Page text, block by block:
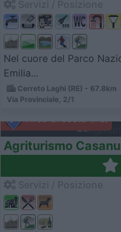
Nel cuore del Parco
Emilia...
Cerreto Laghi (RE) - 67.8km
Via Provinciale, 2/1
Area di sosta (PS)
Agriturismo